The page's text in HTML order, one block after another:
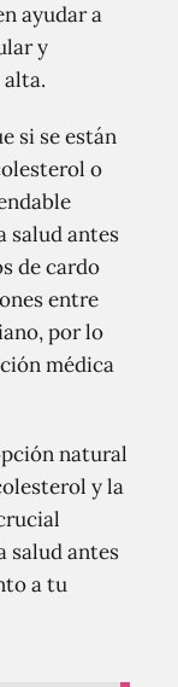
ayudar a
y
si se están
o
salud antes
de cardo
entre
por lo
médica
natural
y la
salud antes
a tu